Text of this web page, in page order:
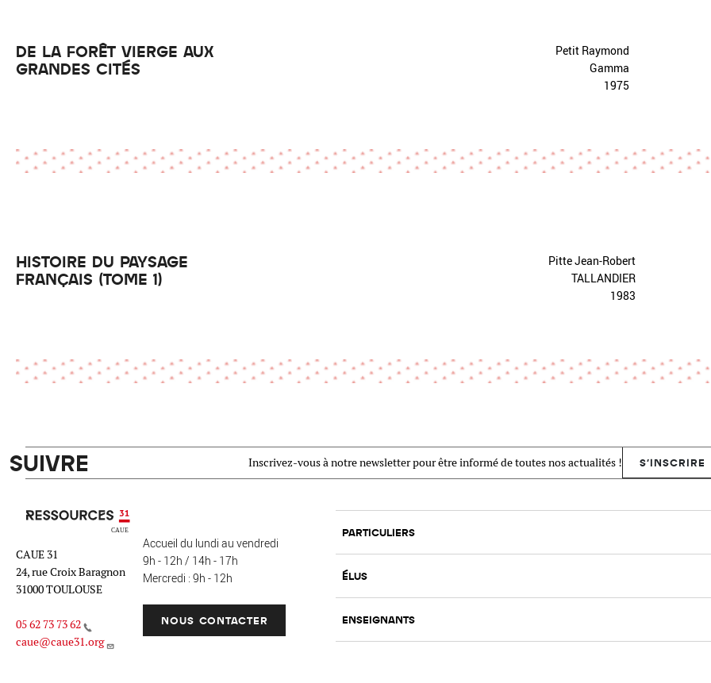
DE LA FORÊT VIERGE AUX
GRANDES CITÉS
Petit Raymond
Gamma
1975
HISTOIRE DU PAYSAGE
FRANÇAIS (TOME 1)
Pitte Jean-Robert
TALLANDIER
1983
SUIVRE Inscrivez-vous à notre newsletter pour être informé de toutes nos actualités ! S'INSCRIRE
Ressources 31
CAUE 31
24, rue Croix Baragnon
31000 TOULOUSE
05 62 73 73 62
caue@caue31.org
Accueil du lundi au vendredi
9h - 12h / 14h - 17h
Mercredi : 9h - 12h
NOUS CONTACTER
PARTICULIERS
ÉLUS
ENSEIGNANTS